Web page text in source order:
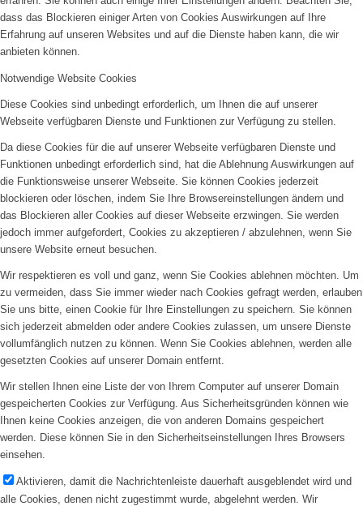
dass das Blockieren einiger Arten von Cookies Auswirkungen auf Ihre
Erfahrung auf unseren Websites und auf die Dienste haben kann, die wir
anbieten können.
Notwendige Website Cookies
Diese Cookies sind unbedingt erforderlich, um Ihnen die auf unserer
Webseite verfügbaren Dienste und Funktionen zur Verfügung zu stellen.
Da diese Cookies für die auf unserer Webseite verfügbaren Dienste und
Funktionen unbedingt erforderlich sind, hat die Ablehnung Auswirkungen auf
die Funktionsweise unserer Webseite. Sie können Cookies jederzeit
blockieren oder löschen, indem Sie Ihre Browsereinstellungen ändern und
das Blockieren aller Cookies auf dieser Webseite erzwingen. Sie werden
jedoch immer aufgefordert, Cookies zu akzeptieren / abzulehnen, wenn Sie
unsere Website erneut besuchen.
Wir respektieren es voll und ganz, wenn Sie Cookies ablehnen möchten. Um
zu vermeiden, dass Sie immer wieder nach Cookies gefragt werden, erlauben
Sie uns bitte, einen Cookie für Ihre Einstellungen zu speichern. Sie können
sich jederzeit abmelden oder andere Cookies zulassen, um unsere Dienste
vollumfänglich nutzen zu können. Wenn Sie Cookies ablehnen, werden alle
gesetzten Cookies auf unserer Domain entfernt.
Wir stellen Ihnen eine Liste der von Ihrem Computer auf unserer Domain
gespeicherten Cookies zur Verfügung. Aus Sicherheitsgründen können wie
Ihnen keine Cookies anzeigen, die von anderen Domains gespeichert
werden. Diese können Sie in den Sicherheitseinstellungen Ihres Browsers
einsehen.
Aktivieren, damit die Nachrichtenleiste dauerhaft ausgeblendet wird und
alle Cookies, denen nicht zugestimmt wurde, abgelehnt werden. Wir